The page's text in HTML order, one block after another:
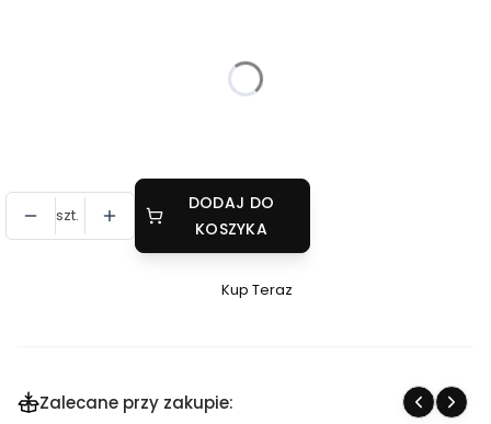
szt.
DODAJ DO
KOSZYKA
Szybki
Kup Teraz
Zalecane przy zakupie: